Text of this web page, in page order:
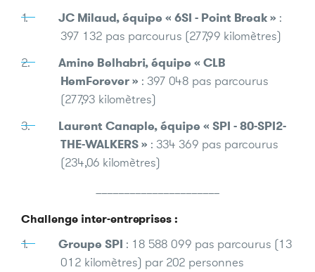
JC Milaud, équipe « 6SI - Point Break » :
397 132 pas parcourus (277,99 kilomètres)
Amine Belhabri, équipe « CLB
HemForever » : 397 048 pas parcourus
(277,93 kilomètres)
Laurent Canaple, équipe « SPI - 80-SPI2-
THE-WALKERS » : 334 369 pas parcourus
(234,06 kilomètres)
Challenge inter-entreprises :
Groupe SPI : 18 588 099 pas parcourus (13
012 kilomètres) par 202 personnes